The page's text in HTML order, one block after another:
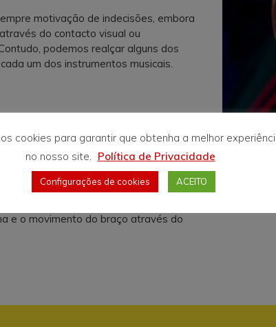
motivação de indecisões, embora
do contacto visual ou
podemos realçar alguns dos
um dos instrumentos musicais.
as aulas de violino são individuais e
possui uma técnica inicial mais
e a localização das notas musicais
é um instrumento que trabalha a
mais ampla, permitindo
e o movimento do braço através do
cookies para garantir que obtenha a melhor
no nosso site. Política de Privacidade
Configurações de cookies ACEITO